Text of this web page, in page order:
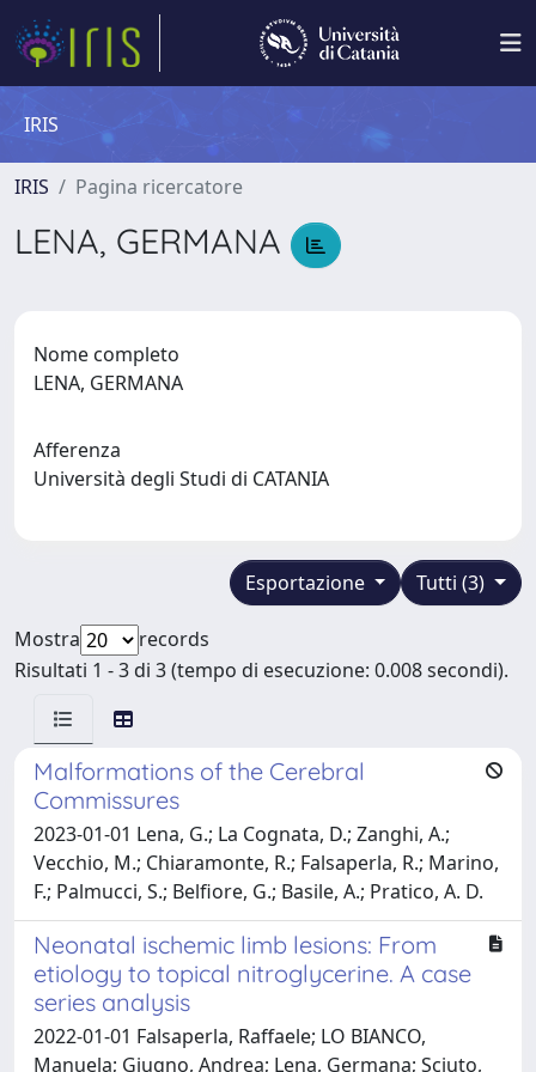
IRIS
IRIS Pagina ricercatore
LENA, GERMANA
Nome completo
LENA, GERMANA
Afferenza
Università degli Studi di CATANIA
Tutti (3)
Esportazione
Mostra
records
Risultati 1 - 3 di 3 (tempo di esecuzione: 0.008 secondi).
Malformations of the Cerebral
Commissures
2023-01-01 Lena, G.; La Cognata, D.; Zanghi, A.;
Vecchio, M.; Chiaramonte, R.; Falsaperla, R.; Marino,
F.; Palmucci, S.; Belfiore, G.; Basile, A.; Pratico, A. D.
Neonatal ischemic limb lesions: From
etiology to topical nitroglycerine. A case
series analysis
2022-01-01 Falsaperla, Raffaele; LO BIANCO,
Manuela; Giugno, Andrea; Lena, Germana; Sciuto,